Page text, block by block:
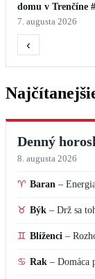
domu v Trenčíne
7. augusta 2026
‹
Denný
8. augusta 2026
♈ Baran –
♉ Býk – Drž sa
♊ Blíženci –
♋ Rak – Domáca